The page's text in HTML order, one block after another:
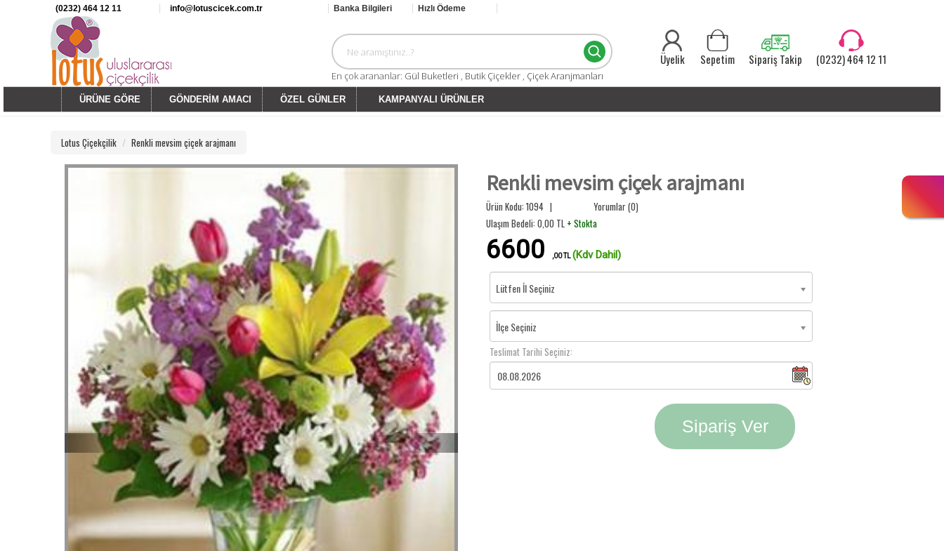
(0232) 464 12 11 info@lotuscicek.com.tr Banka Bilgileri Hızlı Ödeme
En çok arananlar: Gül Buketleri , Butik Çiçekler , Çiçek Aranjmanları
(0232) 464 12 11
Sipariş Takip
Sepetim
Üyelik
ÜRÜNE GÖRE GÖNDERİM AMACI ÖZEL GÜNLER KAMPANYALI ÜRÜNLER
Lotus Çiçekçilik Renkli mevsim çiçek arajmanı
Renkli mevsim çiçek arajmanı
Ürün Kodu: 1094 |
Yorumlar (0)
Ulaşım Bedeli: 0,00 TL + Stokta
6600 ,00 TL(Kdv Dahil)
Lütfen İl Seçiniz
İlçe Seçiniz
Teslimat Tarihi Seçiniz:
Sipariş Ver